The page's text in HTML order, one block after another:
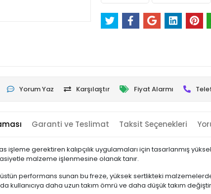
Yorum Yaz Karşılaştır Fiyat Alarmı
Garanti ve Teslimat Taksit Seçenekleri
işleme gerektiren kalıpçılık uygulamaları için tasarlanmış
malzeme işlenmesine olanak tanır.
performans sunan bu freze, yüksek sertlikteki
kullanıcıya daha uzun takım ömrü ve daha düşük takım